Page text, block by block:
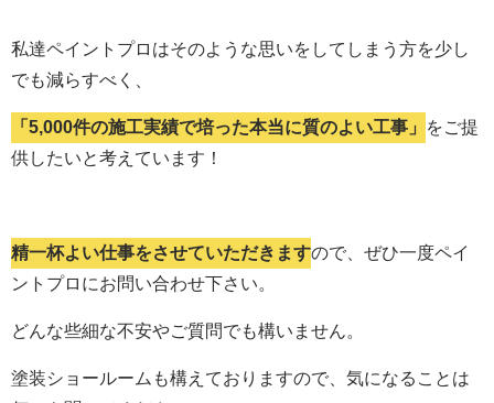
私達ペイントプロはそのような思いをしてしまう方を少し
でも減らすべく、
「5,000件の施工実績で培った本当に質のよい工事」
をご提
供したいと考えています！
精一杯よい仕事をさせていただきますので、ぜひ一度ペイ
ントプロにお問い合わせ下さい。
どんな些細な不安やご質問でも構いません。
塗装ショールームも構えておりますので、気になることは